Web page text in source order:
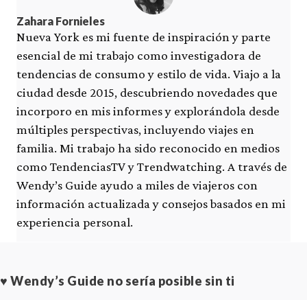
Zahara Fornieles
Nueva York es mi fuente de inspiración y parte
esencial de mi trabajo como investigadora de
tendencias de consumo y estilo de vida. Viajo a la
ciudad desde 2015, descubriendo novedades que
incorporo en mis informes y explorándola desde
múltiples perspectivas, incluyendo viajes en
familia. Mi trabajo ha sido reconocido en medios
como TendenciasTV y Trendwatching. A través de
Wendy’s Guide ayudo a miles de viajeros con
información actualizada y consejos basados en mi
experiencia personal.
♥ Wendy’s Guide no sería posible sin ti